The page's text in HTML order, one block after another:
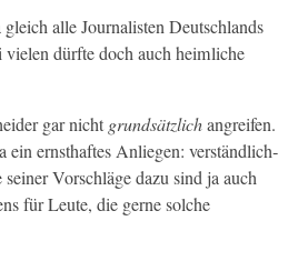
alle Jour­nal­is­ten Deutsch­lands
dürfte doch auch heim­liche
gar nichtgrund­sät­zlichangreifen.
ein ern­sthaftes Anliegen: ver­ständlich­
Vorschläge dazu sind ja auch
für Leute, die gerne solche